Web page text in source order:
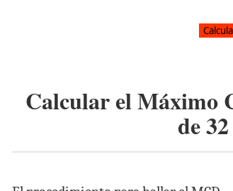
Calcular el Máximo
de32